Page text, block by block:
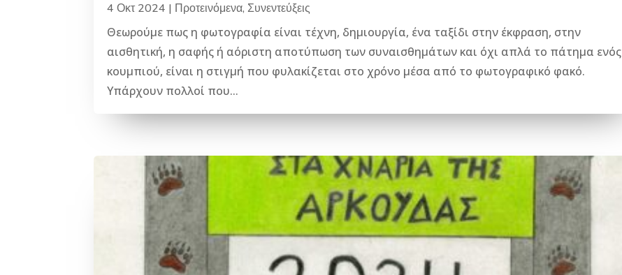
4 Οκτ 2024 | Προτεινόμενα,Συνεντεύξεις
Θεωρούμε πως η φωτογραφία είναι τέχνη, δημιουργία, ένα ταξίδι στην έκφραση, στην
αισθητική, η σαφής ή αόριστη αποτύπωση των συναισθημάτων και όχι απλά το πάτημα ενός
κουμπιού, είναι η στιγμή που φυλακίζεται στο χρόνο μέσα από το φωτογραφικό φακό.
Υπάρχουν πολλοί που...